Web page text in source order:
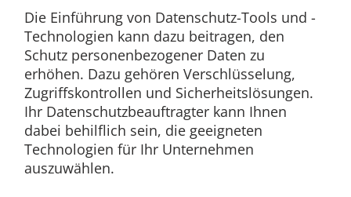
Die Einführung von Datenschutz-Tools und -
Technologien kann dazu beitragen, den
Schutz personenbezogener Daten zu
erhöhen. Dazu gehören Verschlüsselung,
Zugriffskontrollen und Sicherheitslösungen.
Ihr Datenschutzbeauftragter kann Ihnen
dabei behilflich sein, die geeigneten
Technologien für Ihr Unternehmen
auszuwählen.